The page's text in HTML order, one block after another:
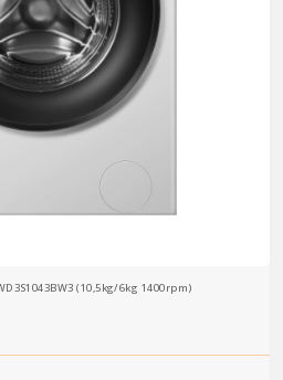
(10,5kg/6kg 1400rpm)